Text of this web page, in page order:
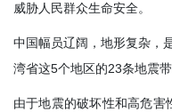
威胁人民群众生命安全。
中国幅员辽阔，地形复杂，
湾省这5个地区的23条地震带
由于地震的破坏性和高危